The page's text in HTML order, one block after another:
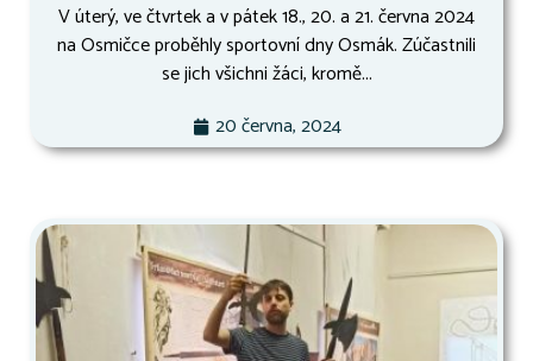
V úterý, ve čtvrtek a v pátek 18., 20. a 21. června 2024
na Osmičce proběhly sportovní dny Osmák. Zúčastnili
se jich všichni žáci, kromě...
20 června, 2024